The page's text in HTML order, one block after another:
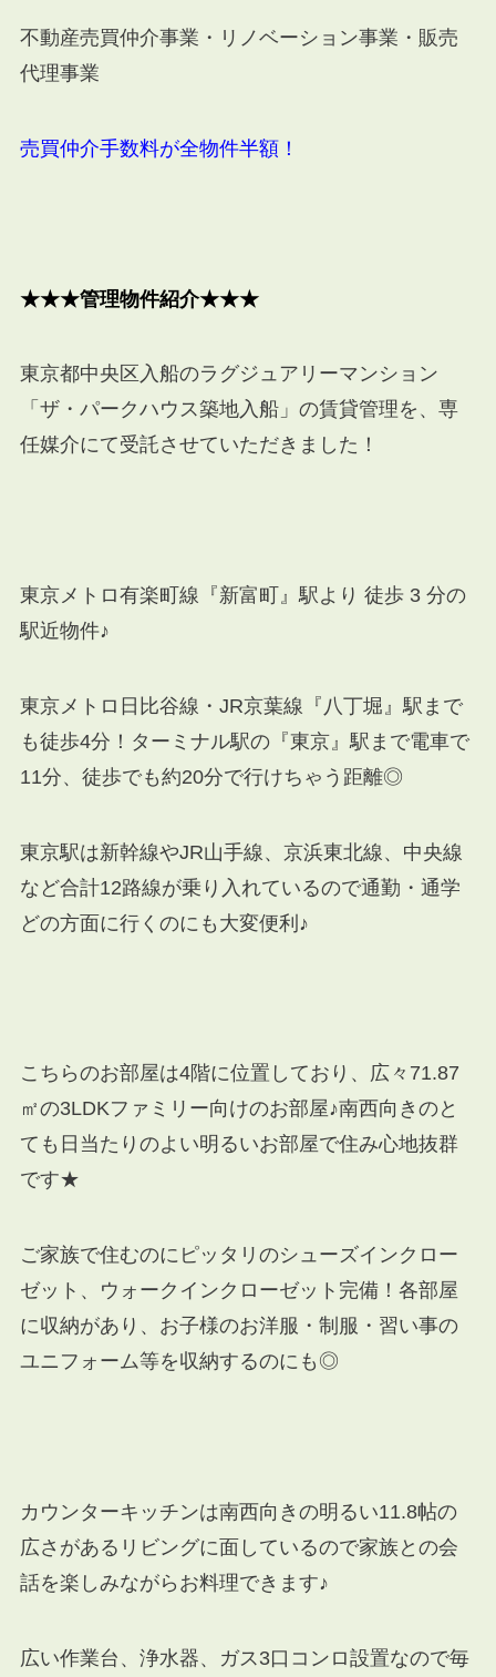
不動産売買仲介事業・リノベーション事業・販売
代理事業
売買仲介手数料が全物件半額！
★★★管理物件紹介★★★
東京都中央区入船のラグジュアリーマンション
「ザ・パークハウス築地入船」の賃貸管理を、専
任媒介にて受託させていただきました！
東京メトロ有楽町線『新富町』駅より 徒歩 3 分の
駅近物件♪
東京メトロ日比谷線・JR京葉線『八丁堀』駅まで
も徒歩4分！ターミナル駅の『東京』駅まで電車で
11分、徒歩でも約20分で行けちゃう距離◎
東京駅は新幹線やJR山手線、京浜東北線、中央線
など合計12路線が乗り入れているので通勤・通学
どの方面に行くのにも大変便利♪
こちらのお部屋は4階に位置しており、広々71.87
㎡の3LDKファミリー向けのお部屋♪南西向きのと
ても日当たりのよい明るいお部屋で住み心地抜群
です★
ご家族で住むのにピッタリのシューズインクロー
ゼット、ウォークインクローゼット完備！各部屋
に収納があり、お子様のお洋服・制服・習い事の
ユニフォーム等を収納するのにも◎
カウンターキッチンは南西向きの明るい11.8帖の
広さがあるリビングに面しているので家族との会
話を楽しみながらお料理できます♪
広い作業台、浄水器、ガス3口コンロ設置なので毎